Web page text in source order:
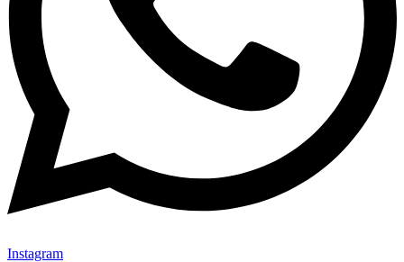
Instagram